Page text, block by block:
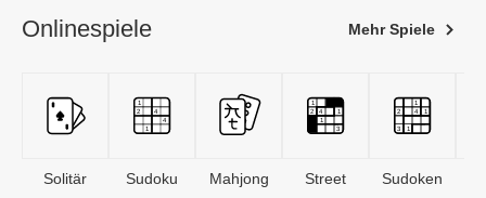
Onlinespiele Mehr Spiele
Solitär Sudoku Mahjong Street Sudoken